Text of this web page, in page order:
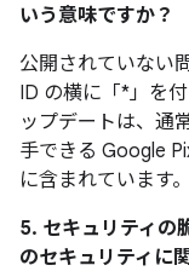
いう意味ですか？
公開されていない
ID の横に「*」を
ップデートは、通常
手できる Google
に含まれています。
5. セキュリティの
のセキュリティに